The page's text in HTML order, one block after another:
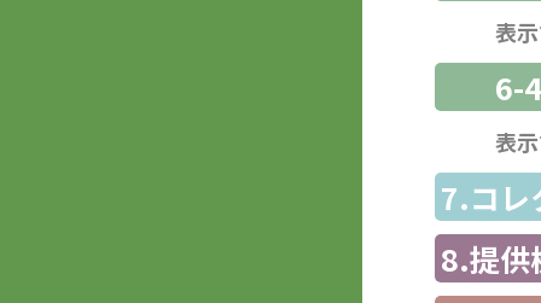
表
6-
表
7.コレ
8.提供